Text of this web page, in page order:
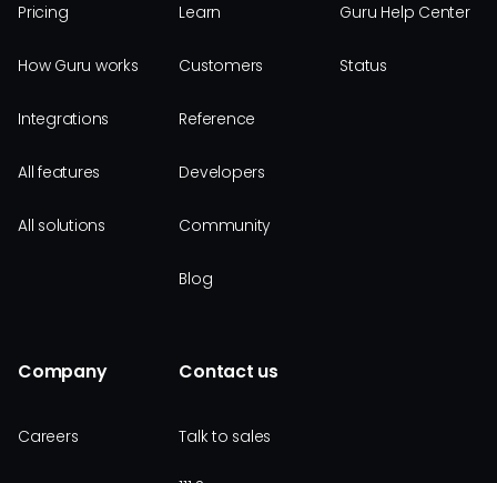
Pricing
How Guru works
Integrations
All features
All solutions
Learn
Customers
Reference
Developers
Community
Blog
Guru Help Center
Status
Company
Careers
Contact us
Talk to sales